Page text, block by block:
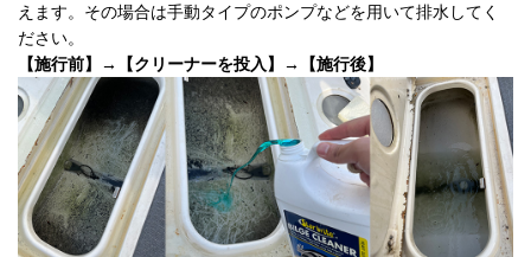
えます。その場合は手動タイプのポンプなどを用いて排水してく
ださい。
【施行前】→【クリーナーを投入】→【施行後】